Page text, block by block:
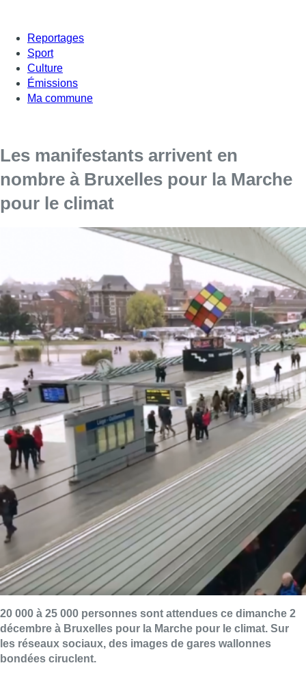
Reportages
Sport
Culture
Émissions
Ma commune
Les manifestants arrivent en
nombre à Bruxelles pour la Marche
pour le climat
20 000 à 25 000 personnes sont attendues ce dimanche 2
décembre à Bruxelles pour la Marche pour le climat. Sur
les réseaux sociaux, des images de gares wallonnes
bondées ciruclent.